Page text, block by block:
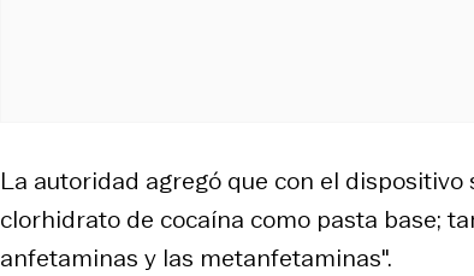
La autoridad agregó que con el
clorhidrato de cocaína como pasta base;
anfetaminas y las metanfetaminas".